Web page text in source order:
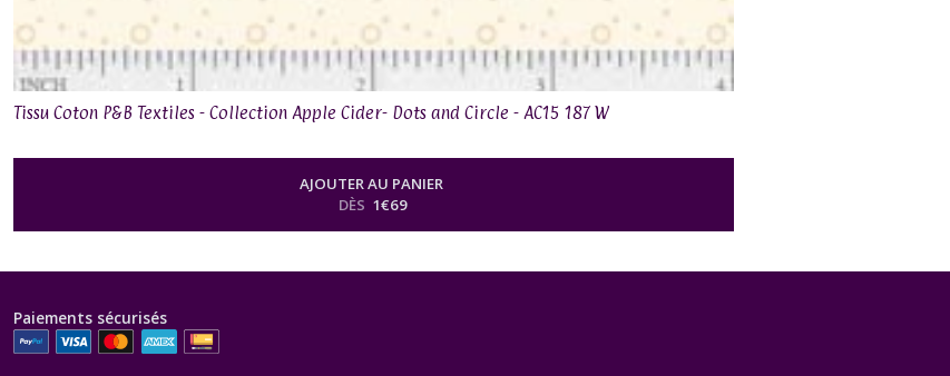
Tissu Coton P&B Textiles - Collection Apple Cider- Dots and Circle - AC15 187 W
AJOUTER AU PANIER
DÈS 1€69
Paiements sécurisés